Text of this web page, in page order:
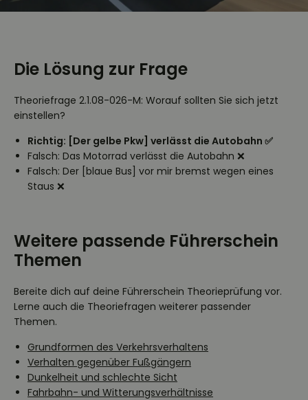
Die Lösung zur Frage
Theoriefrage 2.1.08-026-M: Worauf sollten Sie sich jetzt
einstellen?
Richtig: [Der gelbe Pkw] verlässt die Autobahn ✅
Falsch: Das Motorrad verlässt die Autobahn ❌
Falsch: Der [blaue Bus] vor mir bremst wegen eines
Staus ❌
Weitere passende Führerschein
Themen
Bereite dich auf deine Führerschein Theorieprüfung vor.
Lerne auch die Theoriefragen weiterer passender
Themen.
Grundformen des Verkehrsverhaltens
Verhalten gegenüber Fußgängern
Dunkelheit und schlechte Sicht
Fahrbahn- und Witterungsverhältnisse